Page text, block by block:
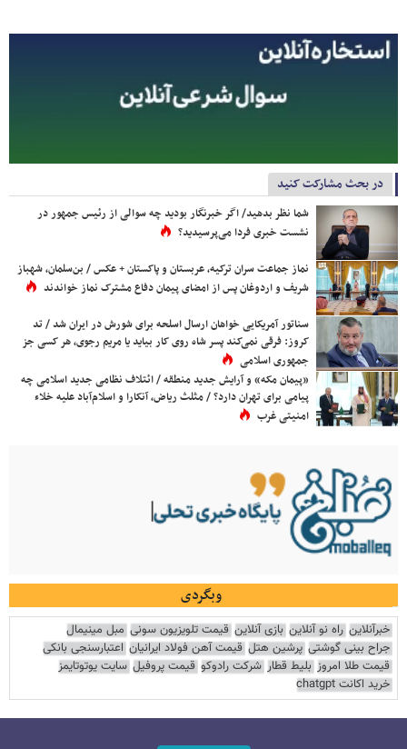
در بحث مشارکت کنید
شما نظر بدهید/ اگر خبرنگار بودید چه سوالی از رئیس جمهور در
نشست خبری فردا می‌پرسیدید؟
نماز جماعت سران ترکیه، عربستان و پاکستان + عکس / بن‌سلمان، شهباز
شریف و اردوغان پس از امضای پیمان دفاع مشترک نماز خواندند
سناتور آمریکایی خواهان ارسال اسلحه برای شورش در ایران شد / تد
کروز: فرقی نمی‌کند پسر شاه روی کار بیاید یا مریم رجوی، هر کسی جز
جمهوری اسلامی
«پیمان مکه» و آرایش جدید منطقه / ائتلاف نظامی جدید اسلامی چه
پیامی برای تهران دارد؟ / مثلث ریاض، آنکارا و اسلام‌آباد علیه خلاء
امنیتی غرب
وبگردی
خبرآنلاین راه نو آنلاین بازی آنلاین قیمت تلویزیون سونی مبل مینیمال
جراح بینی گوشتی پرشین هتل قیمت آهن فولاد ایرانیان اعتبارسنجی بانکی
قیمت طلا امروز بلیط قطار شرکت رادوکو قیمت پروفیل سایت یوتوتایمز
خرید اکانت chatgpt